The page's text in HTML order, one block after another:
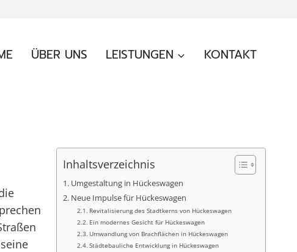
ÜBER UNS LEISTUNGEN KONTAKT
Inhaltsverzeichnis
Umgestaltung in Hückeswagen
Neue Impulse für Hückeswagen
Revitalisierung des Stadtkerns von Hückeswagen
Ein modernes Gesicht für Hückeswagen
Umwandlung von Brachflächen in Hückeswagen
Städtebauliche Entwicklung in Hückeswagen